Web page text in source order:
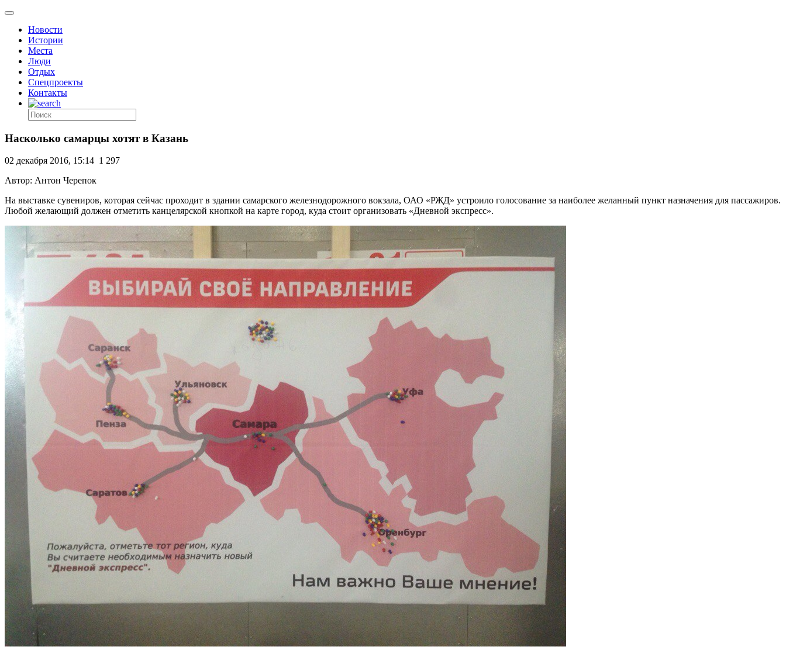
Новости
Истории
Места
Люди
Отдых
Спецпроекты
Контакты
Насколько самарцы хотят в Казань
02 декабря 2016, 15:14 1 297
Автор: Антон Черепок
На выставке сувениров, которая сейчас проходит в здании самарского железнодорожного вокзала, ОАО «РЖД» устроило голосование за наиболее желанный пункт назначения для пассажиров.
Любой желающий должен отметить канцелярской кнопкой на карте город, куда стоит организовать «Дневной экспресс».